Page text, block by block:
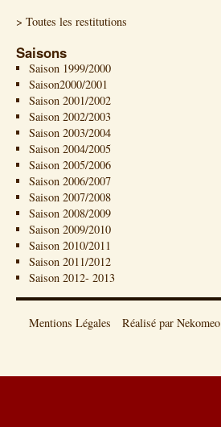
> Toutes les restitutions
Saisons
Saison 1999/2000
Saison2000/2001
Saison 2001/2002
Saison 2002/2003
Saison 2003/2004
Saison 2004/2005
Saison 2005/2006
Saison 2006/2007
Saison 2007/2008
Saison 2008/2009
Saison 2009/2010
Saison 2010/2011
Saison 2011/2012
Saison 2012- 2013
Mentions Légales Réalisé par Nekomeo